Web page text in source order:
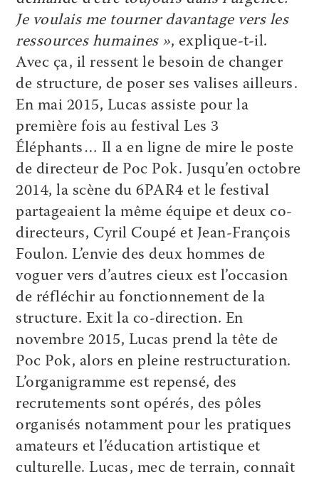
Je voulais me tourner davantage vers les
ressources humaines », explique-t-il.
Avec ça, il ressent le besoin de changer
de structure, de poser ses valises ailleurs.
En mai 2015, Lucas assiste pour la
première fois au festival Les 3
Éléphants… Il a en ligne de mire le poste
de directeur de Poc Pok. Jusqu’en octobre
2014, la scène du 6PAR4 et le festival
partageaient la même équipe et deux co-
directeurs, Cyril Coupé et Jean-François
Foulon. L’envie des deux hommes de
voguer vers d’autres cieux est l’occasion
de réfléchir au fonctionnement de la
structure. Exit la co-direction. En
novembre 2015, Lucas prend la tête de
Poc Pok, alors en pleine restructuration.
L’organigramme est repensé, des
recrutements sont opérés, des pôles
organisés notamment pour les pratiques
amateurs et l’éducation artistique et
culturelle. Lucas, mec de terrain, connaît